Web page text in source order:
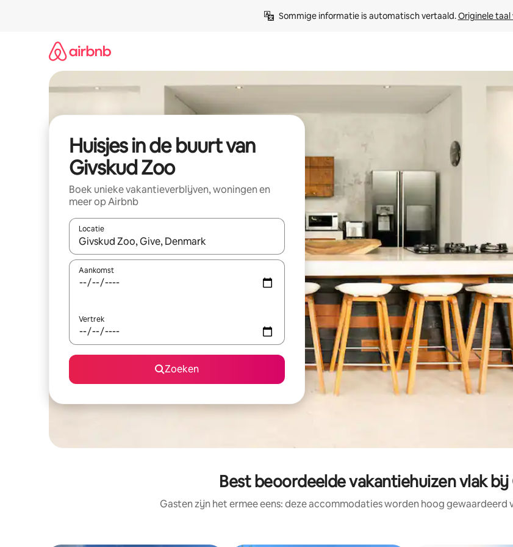
Sommige informatie is automatisch vertaald. Originele taal
Huisjes in de buurt van
Givskud Zoo
Boek unieke vakantieverblijven, woningen en
meer op Airbnb
Locatie
Wanneer er suggesties beschikbaar zijn, maak je een keuze met je de pijltjestoetsen omhoog en omlaag, óf
Aankomst
Vertrek
Zoeken
Best beoordeelde vakantiehuizen vlak
Gasten zijn het ermee eens: deze accommodaties worden hoog gewaardeerd